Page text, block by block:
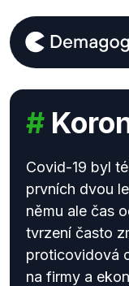
#
Covid-19 byl
prvních dvou
němu ale čas
tvrzení často
proticovidová
na firmy a